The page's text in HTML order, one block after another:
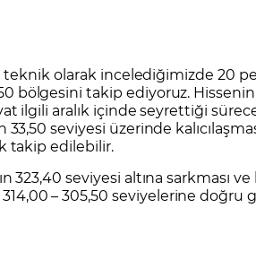
olarak incelediğimizde 20
bölgesini takip ediyoruz. Hissenin
ilgili aralık içinde seyrettiği
seviyesi üzerinde
takip edilebilir.
seviyesi altına sarkması ve
– 305,50 seviyelerine doğru